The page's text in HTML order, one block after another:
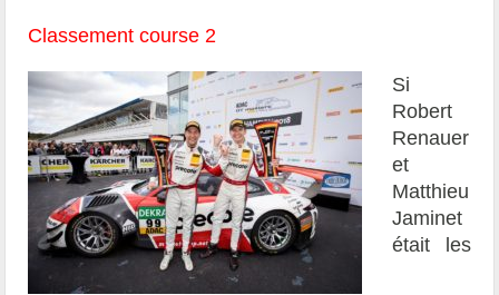
Classement course 2
Si
Robert
Renauer
et
Matthieu
Jaminet
était les